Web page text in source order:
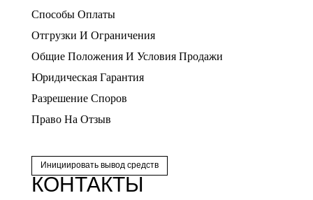
Способы Оплаты
Отгрузки И Ограничения
Общие Положения И Условия Продажи
Юридическая Гарантия
Разрешение Споров
Право На Отзыв
Инициировать вывод средств
КОНТАКТЫ